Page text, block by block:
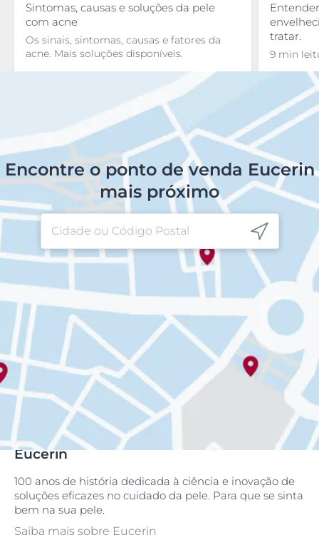
Sintomas, causas e soluções da pele
com acne
Os sinais, sintomas, causas e fatores da
acne. Mais soluções disponíveis.
tratar.
9 min
Encontre o ponto de venda Eucerin
mais próximo
Eucerin
100 anos de história dedicada à ciência e inovação de
soluções eficazes no cuidado da pele. Para que se sinta
bem na sua pele.
Saiba mais sobre Eucerin